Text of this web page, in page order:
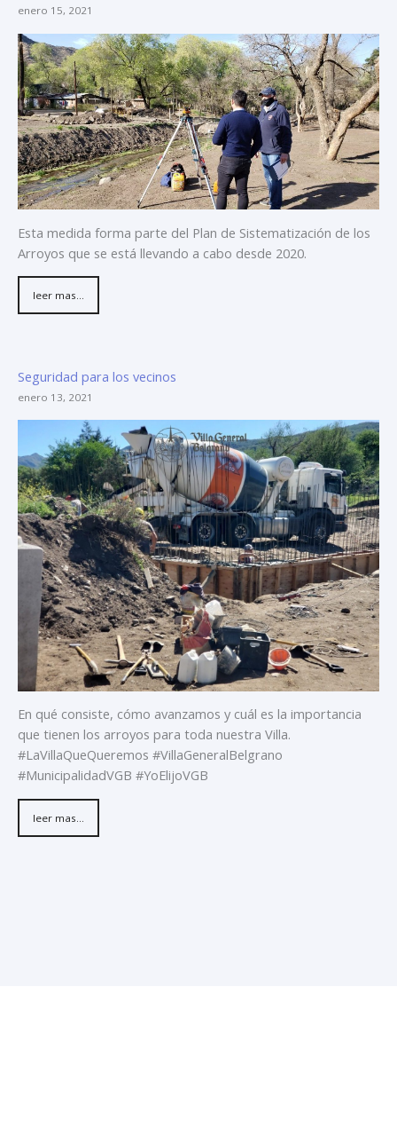
enero 15, 2021
Esta medida forma parte del Plan de Sistematización de los
Arroyos que se está llevando a cabo desde 2020.
leer mas...
Seguridad para los vecinos
enero 13, 2021
En qué consiste, cómo avanzamos y cuál es la importancia
que tienen los arroyos para toda nuestra Villa.
#LaVillaQueQueremos #VillaGeneralBelgrano
#MunicipalidadVGB #YoElijoVGB
leer mas...